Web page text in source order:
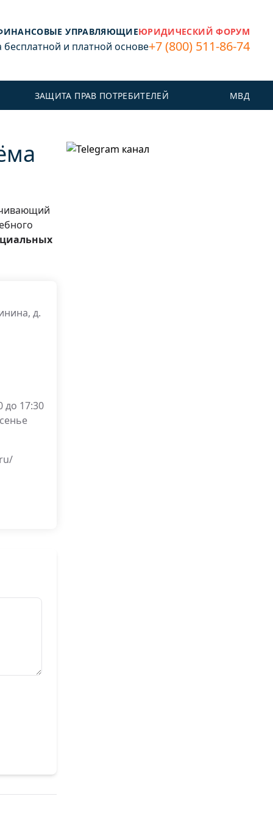
УПРАВЛЯЮЩИЕЮРИДИЧЕСКИЙ ФОРУМ
и платной основе+7 (800) 511-86-74
ЗАЩИТА ПРАВ ПОТРЕБИТЕЛЕЙ МВД
д.
до 17:30